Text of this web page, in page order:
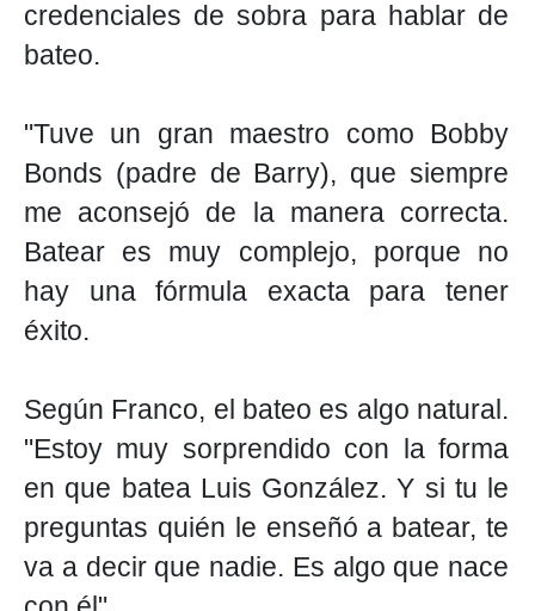
credenciales de sobra para hablar de
bateo.
"Tuve un gran maestro como Bobby
Bonds (padre de Barry), que siempre
me aconsejó de la manera correcta.
Batear es muy complejo, porque no
hay una fórmula exacta para tener
éxito.
Según Franco, el bateo es algo natural.
"Estoy muy sorprendido con la forma
en que batea Luis González. Y si tu le
preguntas quién le enseñó a batear, te
va a decir que nadie. Es algo que nace